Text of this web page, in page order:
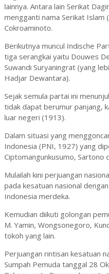
lainnya. Antara lain Serikat
mengganti nama Serikat Islam
Cokroaminoto.
Berikutnya muncul Indische
tiga serangkai yaitu Douwes
Suwandi Suryaningrat (yang
Hadjar Dewantara).
Sejak semula partai ini
tidak dapat berumur panjang,
luar negeri (1913).
Dalam situasi yang
Indonesia (PNI, 1927) yang
Ciptomangunkusumo, Sartono
Mulailah kini perjuangan
pada kesatuan nasional
Indonesia merdeka.
Kemudian diikuti golongan
M. Yamin, Wongsonegoro,
tokoh yang lain.
Perjuangan rintisan kesatuan
Sumpah Pemuda tanggal 28